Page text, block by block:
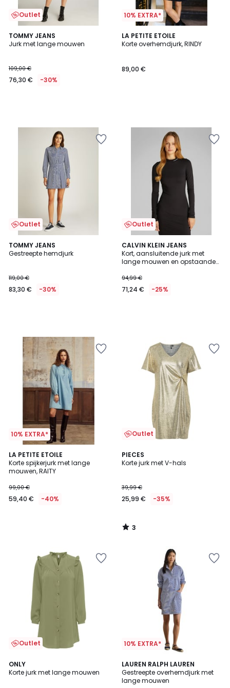
Outlet
TOMMY JEANS
Jurk met lange mouwen
109,00 €
76,30 € -30%
10% EXTRA*
LA PETITE ETOILE
Korte overhemdjurk, RINDY
89,00 €
Outlet
TOMMY JEANS
Gestreepte hemdjurk
119,00 €
83,30 € -30%
Outlet
CALVIN KLEIN JEANS
Kort, aansluitende jurk met
lange mouwen en opstaande
94,99 €
71,24 € -25%
10% EXTRA*
LA PETITE ETOILE
Korte spijkerjurk met lange
mouwen, RAITY
99,00 €
59,40 € -40%
Outlet
PIECES
Korte jurk met V-hals
39,99 €
25,99 € -35%
3
/
3
/
Outlet
ONLY
Korte jurk met lange mouwen
2
Kleuren
10% EXTRA*
LAUREN RALPH LAUREN
Gestreepte overhemdjurk met
lange mouwen